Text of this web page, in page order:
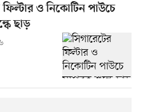
ফিল্টার ও নিকোটিন পাউচে
ছাড়